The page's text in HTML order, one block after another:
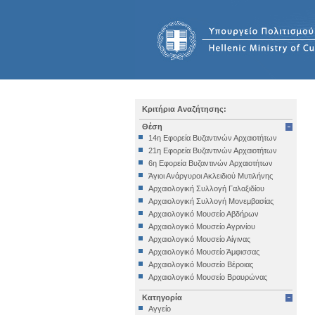
Κριτήρια Αναζήτησης:
Θέση
14η Εφορεία Βυζαντινών Αρχαιοτήτων
21η Εφορεία Βυζαντινών Αρχαιοτήτων
6η Εφορεία Βυζαντινών Αρχαιοτήτων
Άγιοι Ανάργυροι Ακλειδιού Μυτιλήνης
Αρχαιολογική Συλλογή Γαλαξιδίου
Αρχαιολογική Συλλογή Μονεμβασίας
Αρχαιολογικό Μουσείο Αβδήρων
Αρχαιολογικό Μουσείο Αγρινίου
Αρχαιολογικό Μουσείο Αίγινας
Αρχαιολογικό Μουσείο Άμφισσας
Αρχαιολογικό Μουσείο Βέροιας
Αρχαιολογικό Μουσείο Βραυρώνας
Αρχαιολογικό Μουσείο Δελφών
Αρχαιολογικό Μουσείο Ηγουμενίτσας
Κατηγορία
Αγγείο